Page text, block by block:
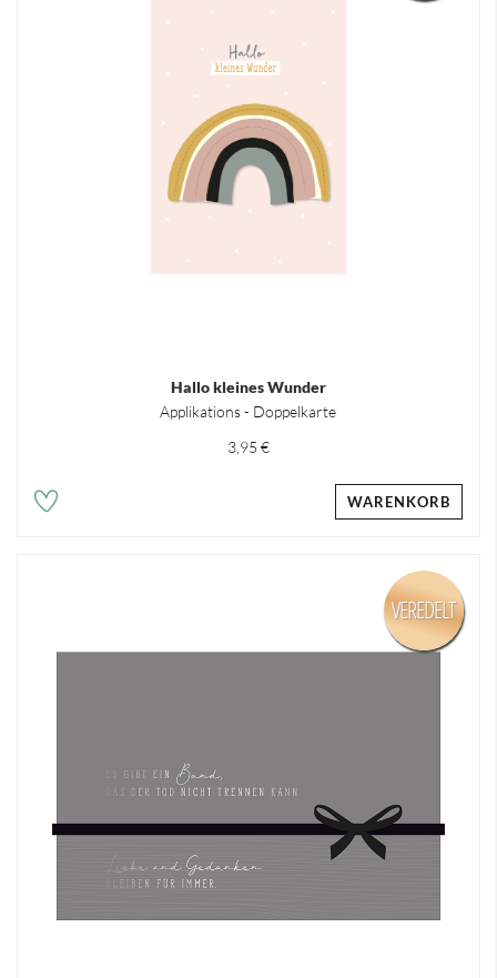
Hallo kleines Wunder
Applikations - Doppelkarte
3,95 €
WARENKORB
VEREDELT